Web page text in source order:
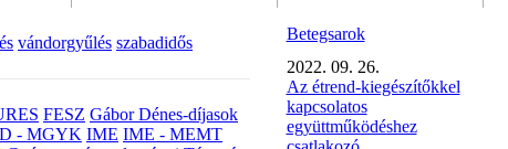
vándorgyűlés szabadidős
FESZ Gábor Dénes-díjasok
- MGYK IME IME - MEMT
Betegsarok
2022. 09. 26.
Az étrend-kiegészítőkkel
kapcsolatos
együttműködéshez